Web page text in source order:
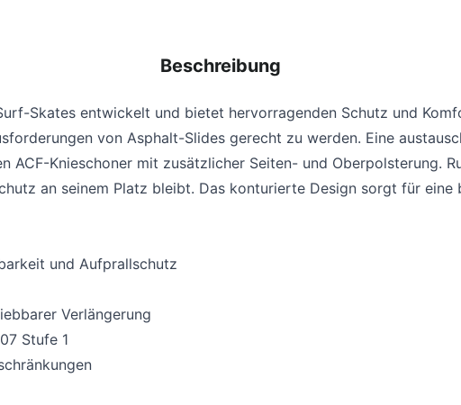
Beschreibung
Skates entwickelt und bietet hervorragenden Schutz und
von Asphalt-Slides gerecht zu werden. Eine
ACF-Knieschoner mit zusätzlicher Seiten- und Oberpolsterung.
an seinem Platz bleibt. Das konturierte Design sorgt für eine
und Aufprallschutz
Verlängerung
Stufe 1